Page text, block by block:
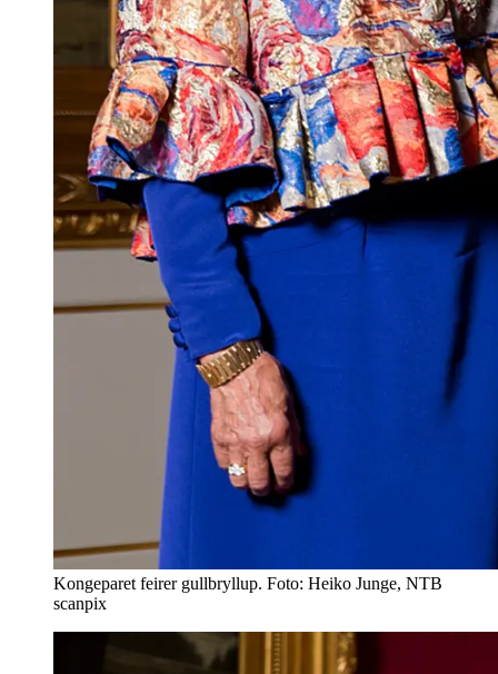
Kongeparet feirer gullbryllup. Foto: Heiko Junge, NTB
scanpix